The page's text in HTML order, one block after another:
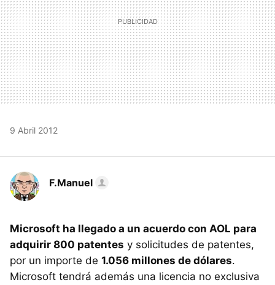
9 Abril 2012
F.Manuel
Microsoft ha llegado a un acuerdo con AOL para
adquirir 800 patentes y solicitudes de patentes,
por un importe de 1.056 millones de dólares.
Microsoft tendrá además una licencia no exclusiva